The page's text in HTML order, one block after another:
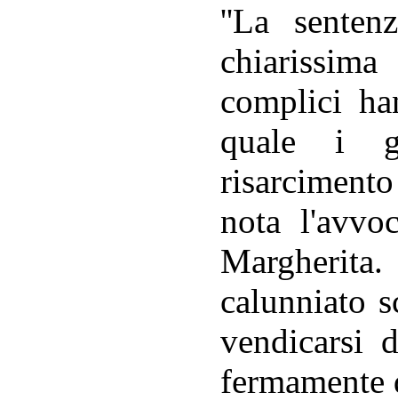
''La
complici
quale i
nota
calunniato
vendicarsi
fermamente